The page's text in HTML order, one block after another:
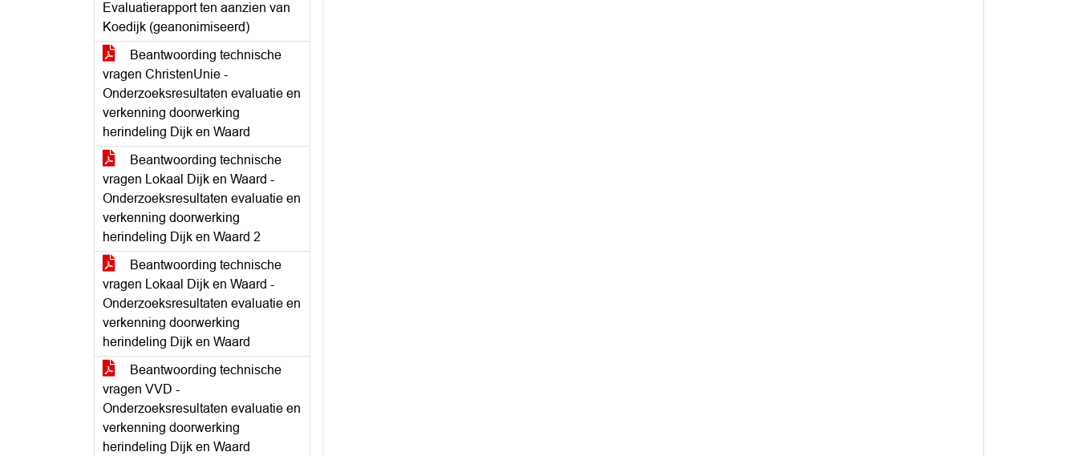
Evaluatierapport ten aanzien van
Koedijk (geanonimiseerd)
Beantwoording technische
vragen ChristenUnie -
Onderzoeksresultaten evaluatie en
verkenning doorwerking
herindeling Dijk en Waard
Beantwoording technische
vragen Lokaal Dijk en Waard -
Onderzoeksresultaten evaluatie en
verkenning doorwerking
herindeling Dijk en Waard 2
Beantwoording technische
vragen Lokaal Dijk en Waard -
Onderzoeksresultaten evaluatie en
verkenning doorwerking
herindeling Dijk en Waard
Beantwoording technische
vragen VVD -
Onderzoeksresultaten evaluatie en
verkenning doorwerking
herindeling Dijk en Waard